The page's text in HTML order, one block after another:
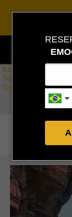
Rota Combo
Transfers
(compartilhado)